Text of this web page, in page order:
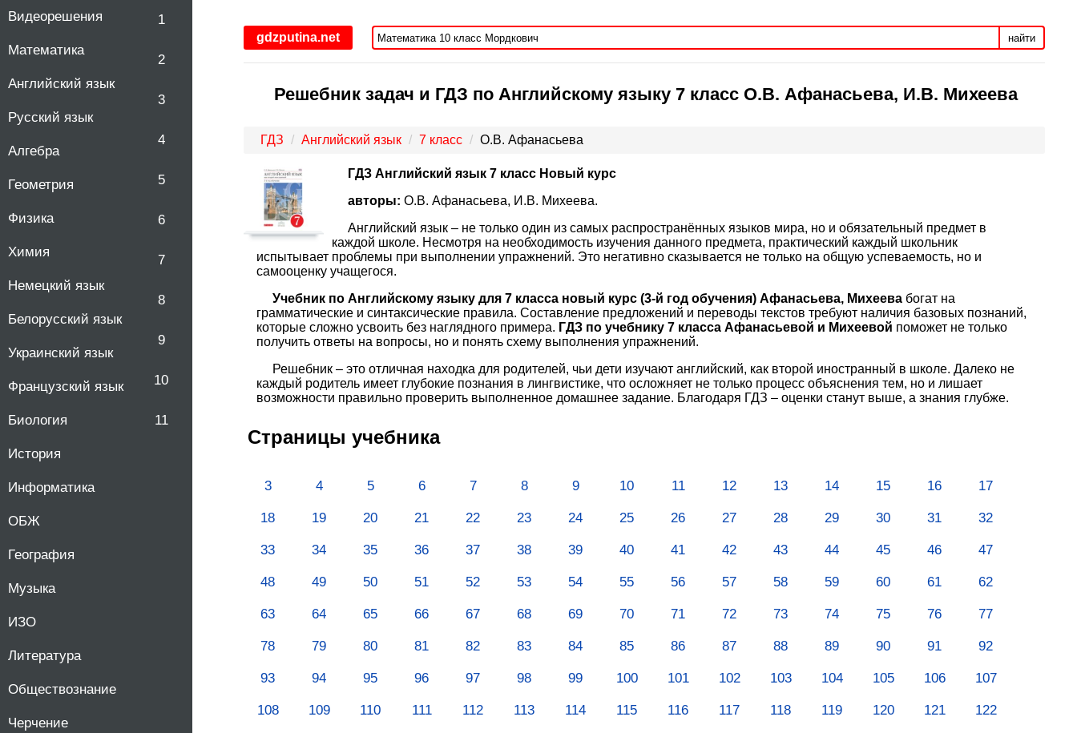
Видеорешения
Математика
Английский язык
Русский язык
Алгебра
Геометрия
Физика
Химия
Немецкий язык
Белорусский язык
Украинский язык
Французский язык
Биология
История
Информатика
ОБЖ
География
Музыка
ИЗО
Литература
Обществознание
Черчение
1
2
3
4
5
6
7
8
9
10
11
gdzputina.net найти
Решебник задач и ГДЗ по Английскому языку 7 класс О.В. Афанасьева, И.В. Михеева
ГДЗ Английский язык 7 класс О.В. Афанасьева
ГДЗ Английский язык 7 класс Новый курс
авторы: О.В. Афанасьева, И.В. Михеева.
Английский язык – не только один из самых распространённых языков мира, но и обязательный предмет в
каждой школе. Несмотря на необходимость изучения данного предмета, практический каждый школьник
испытывает проблемы при выполнении упражнений. Это негативно сказывается не только на общую успеваемость, но и
самооценку учащегося.
Учебник по Английскому языку для 7 класса новый курс (3-й год обучения) Афанасьева, Михеева богат на
грамматические и синтаксические правила. Составление предложений и переводы текстов требуют наличия базовых познаний,
которые сложно усвоить без наглядного примера. ГДЗ по учебнику 7 класса Афанасьевой и Михеевой поможет не только
получить ответы на вопросы, но и понять схему выполнения упражнений.
Решебник – это отличная находка для родителей, чьи дети изучают английский, как второй иностранный в школе. Далеко не
каждый родитель имеет глубокие познания в лингвистике, что осложняет не только процесс объяснения тем, но и лишает
возможности правильно проверить выполненное домашнее задание. Благодаря ГДЗ – оценки станут выше, а знания глубже.
Страницы учебника
3 4 5 6 7 8 9 10 11 12 13 14 15 16 17
18 19 20 21 22 23 24 25 26 27 28 29 30 31 32
33 34 35 36 37 38 39 40 41 42 43 44 45 46 47
48 49 50 51 52 53 54 55 56 57 58 59 60 61 62
63 64 65 66 67 68 69 70 71 72 73 74 75 76 77
78 79 80 81 82 83 84 85 86 87 88 89 90 91 92
93 94 95 96 97 98 99 100 101 102 103 104 105 106 107
108 109 110 111 112 113 114 115 116 117 118 119 120 121 122